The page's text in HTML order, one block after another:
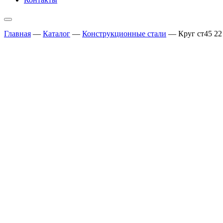
Главная — Каталог — Конструкционные стали — Круг ст45